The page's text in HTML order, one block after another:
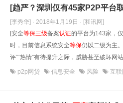
[趋严？深圳仅有45家P2P平台
[李秀华] · 2018年1月19日 · [和讯网]
[安全等保三级备案认证的平台为143家，
时，目前信息系统安全等保仍以二级为主
评”“热情”有待提升之际，威胁甚至破坏网
p2p网贷 信息安全 风险 互联